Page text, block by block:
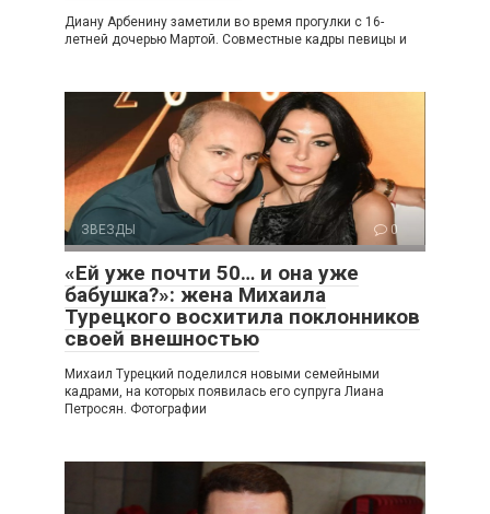
Диану Арбенину заметили во время прогулки с 16-
летней дочерью Мартой. Совместные кадры певицы и
ЗВЕЗДЫ 0
«Ей уже почти 50… и она уже
бабушка?»: жена Михаила
Турецкого восхитила поклонников
своей внешностью
Михаил Турецкий поделился новыми семейными
кадрами, на которых появилась его супруга Лиана
Петросян. Фотографии